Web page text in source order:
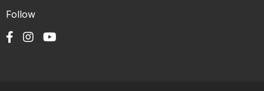
Follow